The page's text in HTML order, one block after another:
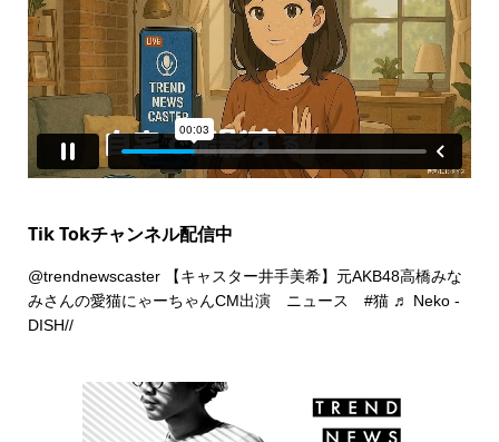
Tik Tokチャンネル配信中
@trendnewscaster【キャスター井手美希】元AKB48高橋みな
みさんの愛猫にゃーちゃんCM出演 ニュース #猫 ♬ Neko -
DISH//